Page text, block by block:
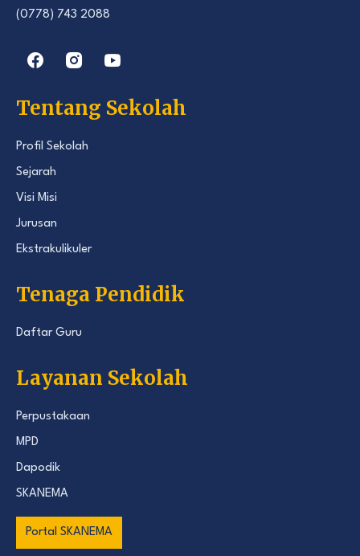
(0778) 743 2088
Tentang Sekolah
Profil Sekolah
Sejarah
Visi Misi
Jurusan
Ekstrakulikuler
Tenaga Pendidik
Daftar Guru
Layanan Sekolah
Perpustakaan
MPD
Dapodik
SKANEMA
Portal SKANEMA